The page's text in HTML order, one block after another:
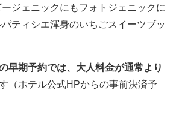
ジェニックにもフォトジェニックに
ティシエ渾身のいちごスイーツブッ
早期予約では、大人料金が通常より
（ホテル公式HPからの事前決済予